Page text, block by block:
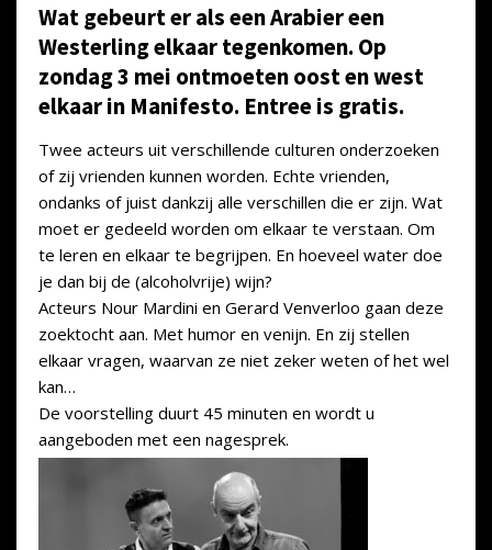
Wat gebeurt er als een Arabier een
Westerling elkaar tegenkomen. Op
zondag 3 mei ontmoeten oost en west
elkaar in Manifesto. Entree is gratis.
Twee acteurs uit verschillende culturen onderzoeken
of zij vrienden kunnen worden. Echte vrienden,
ondanks of juist dankzij alle verschillen die er zijn. Wat
moet er gedeeld worden om elkaar te verstaan. Om
te leren en elkaar te begrijpen. En hoeveel water doe
je dan bij de (alcoholvrije) wijn?
Acteurs Nour Mardini en Gerard Venverloo gaan deze
zoektocht aan. Met humor en venijn. En zij stellen
elkaar vragen, waarvan ze niet zeker weten of het wel
kan…
De voorstelling duurt 45 minuten en wordt u
aangeboden met een nagesprek.